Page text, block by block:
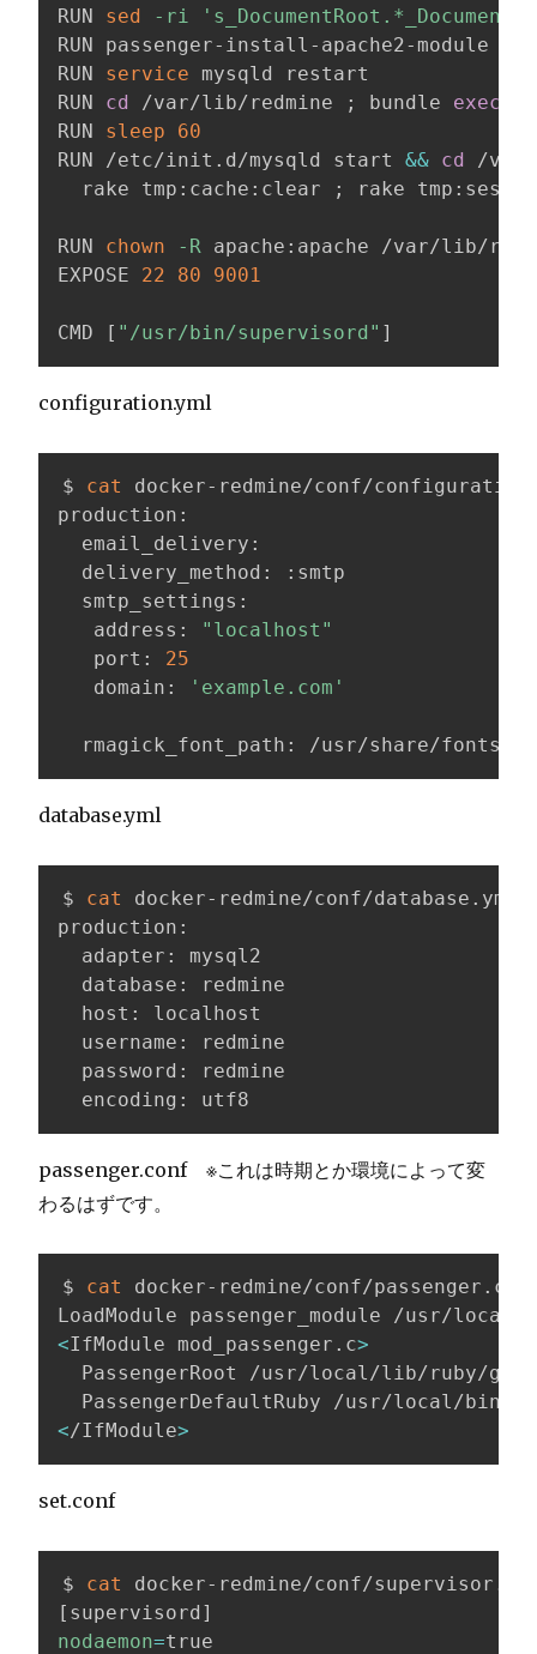
RUN sed -ri
RUN passenger-install-apache2-module
RUN service mysqld restart
RUN cd /var/lib/redmine ; bundle exec
RUN sleep
60
RUN /etc/init.d/mysqld start && cd
/
  rake tmp:cache:clear
; rake
RUN chown -R apache:apache /var/lib/
EXPOSE 22 80 9001
CMD [ "/usr/bin/supervisord" ]
configuration.yml
$ cat
docker-redmine/conf/
production:
  email_delivery:
  delivery_method: :smtp
  smtp_settings:
   address:
"localhost"
   port:
25
   domain:
'example.com'
rmagick_font_path: /usr/share/fonts/
database.yml
$ cat
docker-redmine/conf/database.yml
production:
  adapter: mysql2
  database: redmine
  host: localhost
  username: redmine
  password: redmine
  encoding: utf8
passenger.conf ※これは時期とか環境によって変
わるはずです。
$ cat docker-redmine/conf/
<IfModule mod_passenger.c>
PassengerRoot /usr/local/lib/ruby/
</IfModule>
set.conf
$ cat
[ supervisord ]
nodaemon=true